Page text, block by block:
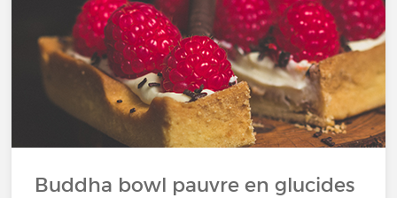
Buddha bowl pauvre en glucides